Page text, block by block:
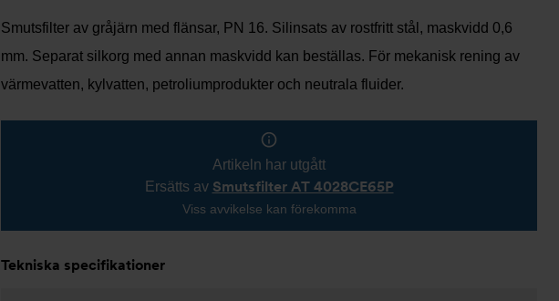
Smutsfilter av gråjärn med flänsar, PN 16. Silinsats av rostfritt stål, maskvidd 0,6
mm. Separat silkorg med annan maskvidd kan beställas. För mekanisk rening av
värmevatten, kylvatten, petroliumprodukter och neutrala fluider.
Artikeln har utgått
Ersätts av Smutsfilter AT 4028CE65P
Viss avvikelse kan förekomma
Tekniska specifikationer